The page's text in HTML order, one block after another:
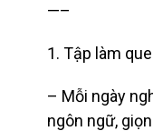
—–
1. Tập làm
– Mỗi ngày
ngôn ngữ,